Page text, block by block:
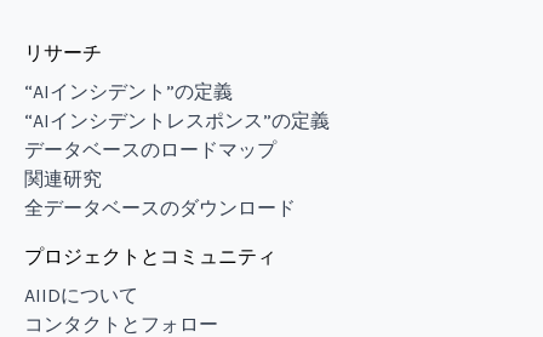
リサーチ
“AIインシデント”の定義
“AIインシデントレスポンス”の定義
データベースのロードマップ
関連研究
全データベースのダウンロード
プロジェクトとコミュニティ
AIIDについて
コンタクトとフォロー